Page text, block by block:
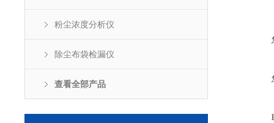
粉尘浓度分析仪
除尘布袋检漏仪
查看全部产品